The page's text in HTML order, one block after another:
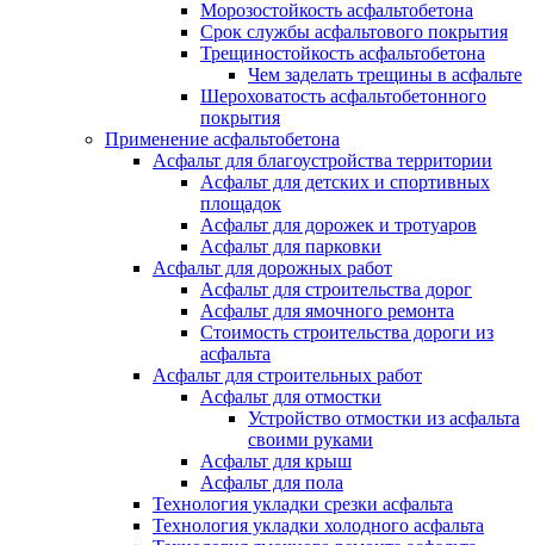
Морозостойкость асфальтобетона
Срок службы асфальтового покрытия
Трещиностойкость асфальтобетона
Чем заделать трещины в асфальте
Шероховатость асфальтобетонного
покрытия
Применение асфальтобетона
Асфальт для благоустройства территории
Асфальт для детских и спортивных
площадок
Асфальт для дорожек и тротуаров
Асфальт для парковки
Асфальт для дорожных работ
Асфальт для строительства дорог
Асфальт для ямочного ремонта
Стоимость строительства дороги из
асфальта
Асфальт для строительных работ
Асфальт для отмостки
Устройство отмостки из асфальта
своими руками
Асфальт для крыш
Асфальт для пола
Технология укладки срезки асфальта
Технология укладки холодного асфальта